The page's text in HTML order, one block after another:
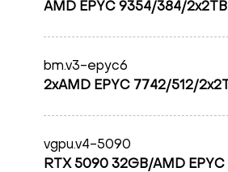
AMD EPYC 9354/384/
bm.v3-epyc6
2xAMD EPYC 7742/512/
vgpu.v4-5090
RTX 5090 32GB/AMD